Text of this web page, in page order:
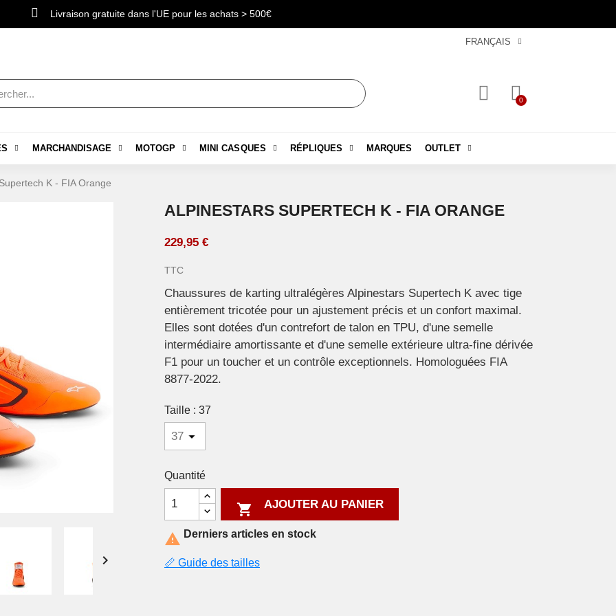
Livraison gratuite dans l'UE pour les achats > 500€
FRANÇAIS
MARCHANDISAGE MOTOGP MINI CASQUES RÉPLIQUES MARQUES OUTLET
K - FIA Orange

ALPINESTARS SUPERTECH K - FIA ORANGE
229,95 €
TTC
Chaussures de karting ultralégères Alpinestars Supertech K avec tige
entièrement tricotée pour un ajustement précis et un confort maximal.
Elles sont dotées d'un contrefort de talon en TPU, d'une semelle
intermédiaire amortissante et d'une semelle extérieure ultra-fine dérivée
F1 pour un toucher et un contrôle exceptionnels. Homologuées FIA
8877-2022.
Taille : 37
Quantité
 AJOUTER AU PANIER
 Derniers articles en stock
📏 Guide des tailles